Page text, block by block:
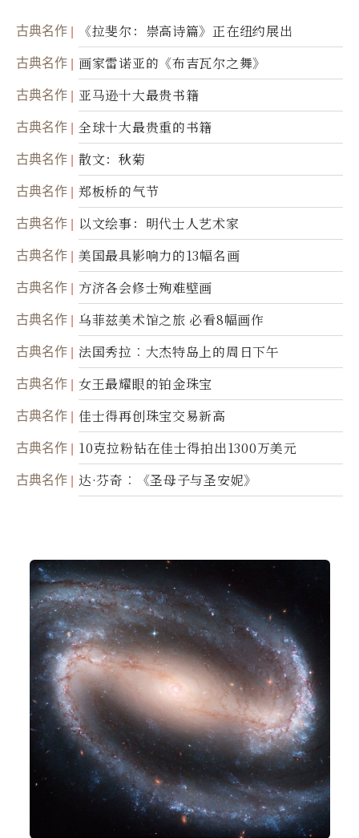
古典名作 《拉斐尔：崇高诗篇》正在纽约展出
古典名作 画家雷诺亚的《布吉瓦尔之舞》
古典名作 亚马逊十大最贵书籍
古典名作 全球十大最贵重的书籍
古典名作 散文：秋菊
古典名作 郑板桥的气节
古典名作 以文绘事：明代士人艺术家
古典名作 美国最具影响力的13幅名画
古典名作 方济各会修士殉难壁画
古典名作 乌菲兹美术馆之旅 必看8幅画作
古典名作 法国秀拉︰大杰特岛上的周日下午
古典名作 女王最耀眼的铂金珠宝
古典名作 佳士得再创珠宝交易新高
古典名作 10克拉粉钻在佳士得拍出1300万美元
古典名作 达·芬奇︰《圣母子与圣安妮》